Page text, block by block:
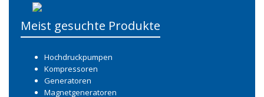
Meist gesuchte Produkte
Hochdruckpumpen
Kompressoren
Generatoren
Magnetgeneratoren